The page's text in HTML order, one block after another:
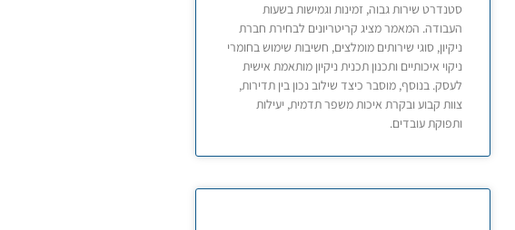
סטנדרט שירות גבוה, זמינות וגמישות בשעות
העבודה. המאמר מציג קריטריונים לבחירת חברת
ניקיון, סוגי שירותים מומלצים, חשיבות שימוש בחומרי
ניקוי איכותיים ותכנון תכנית ניקיון מותאמת אישית
לעסק. בנוסף, מוסבר כיצד שילוב נכון בין תדירות,
צוות קבוע ובקרת איכות משפר תדמית, יעילות
ותפוקת עובדים.